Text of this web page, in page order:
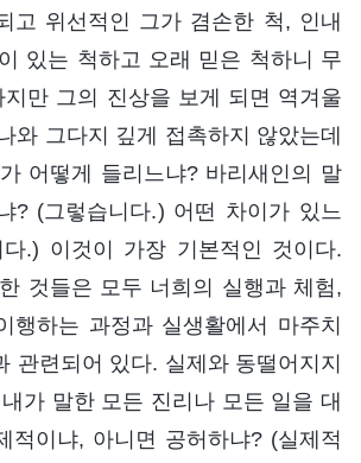
고 위선적인 그가 겸손한 척, 인내
있는 척하고 오래 믿은 척하니 무
지만 그의 진상을 보게 되면 역겨울
와 그다지 깊게 접촉하지 않았는데
어떻게 들리느냐? 바리새인의 말
? (그렇습니다.) 어떤 차이가 있느
다.) 이것이 가장 기본적인 것이다.
것들은 모두 너희의 실행과 체험,
행하는 과정과 실생활에서 마주치
관련되어 있다. 실제와 동떨어지지
가 말한 모든 진리나 모든 일을 대
적이냐, 아니면 공허하냐? (실제적